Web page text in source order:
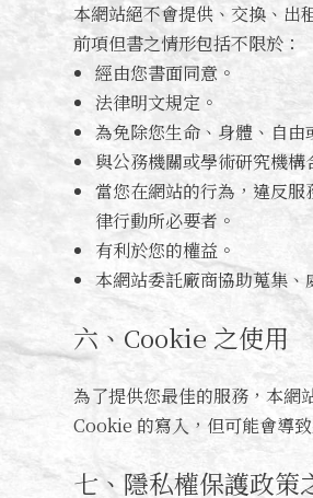
本網站絕不會提供、交換、出
前項但書之情形包括不限於：
經由您書面同意。
法律明文規定。
為免除您生命、身體、自由
與公務機關或學術研究機
當您在網站的行為，違反
律行動所必要者。
有利於您的權益。
本網站委託廠商協助蒐集
六、Cookie 之使用
為了提供您最佳的服務，本網
Cookie 的寫入，但可能會導
七、隱私權保護政策